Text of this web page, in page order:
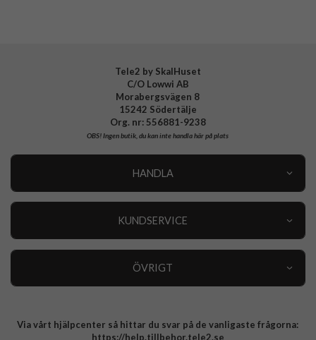
Tele2 by SkalHuset
C/O Lowwi AB
Morabergsvägen 8
15242 Södertälje
Org. nr: 556881-9238
OBS!Ingen butik, du kan inte handla här på plats
HANDLA
KUNDSERVICE
ÖVRIGT
Integritetspolicy
Via vårt hjälpcenter så hittar du svar på de vanligaste frågorna:
https://help.tillbehor.tele2.se